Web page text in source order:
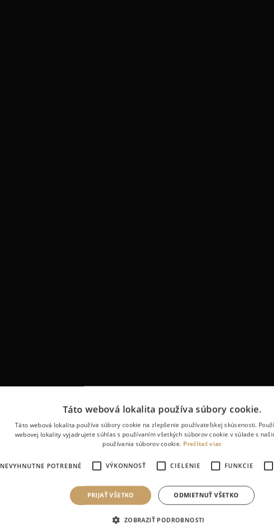
Psí salón v Bratislave. Pre zdravie a krásu vašich
#DogCulture
Táto webová lokalita používa súbory cookie.
Táto webová lokalita používa súbory cookie na zlepšenie používateľskej skúsenosti.
webovej lokality vyjadrujete súhlas s používaním všetkých súborov cookie v súlade s
používania súborov cookie. Prečítať viac
NEVYHNUTNE POTREBNÉ VÝKONNOSŤ CIELENIE FUNKCIE
PRIJAŤ VŠETKO ODMIETNUŤ VŠETKO
ZOBRAZIŤ PODROBNOSTI